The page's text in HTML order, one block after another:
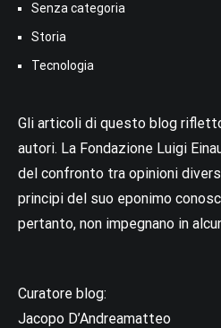
Senza categoria
Storia
Tecnologia
Gli articoli di questo blog
autori. La Fondazione Luigi
del confronto tra opinioni
principi del suo eponimo
pertanto, non impegnano in
Curatore blog:
Jacopo D’Andreamatteo